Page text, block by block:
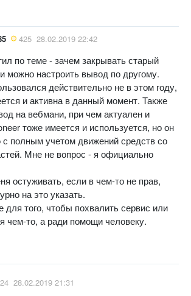
425 28.02.2019 22:42
по теме - зачем закрывать старый
можно настроить вывод по другому.
действительно не в этом году,
и активна в данный момент. Также
на вебмани, при чем актуален и
тоже имеется и используется, но он
с полным учетом движений средств со
Мне не вопрос - я официально
остуживать, если в чем-то не прав,
на это указать.
для того, чтобы похвалить сервис или
чем-то, а ради помощи человеку.
28.02.2019 21:31